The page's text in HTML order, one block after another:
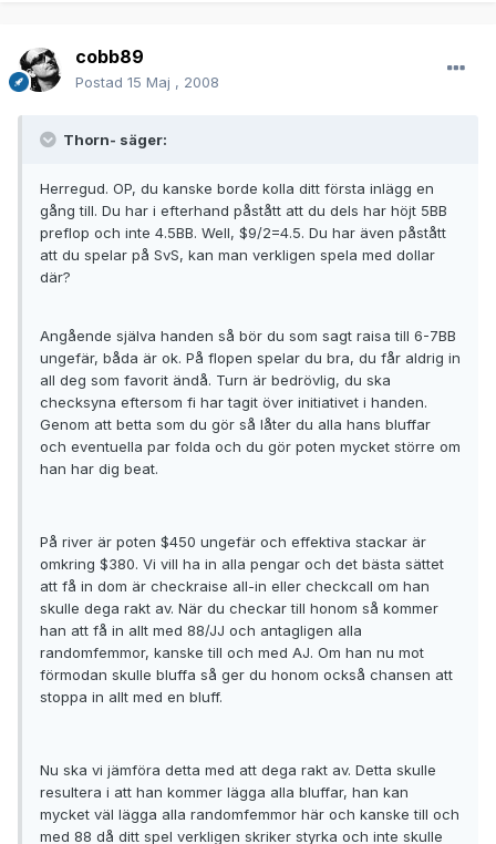
cobb89
Postad 15 Maj , 2008
Thorn- säger:
Herregud. OP, du kanske borde kolla ditt första inlägg en
gång till. Du har i efterhand påstått att du dels har höjt 5BB
preflop och inte 4.5BB. Well, $9/2=4.5. Du har även påstått
att du spelar på SvS, kan man verkligen spela med dollar
där?
Angående själva handen så bör du som sagt raisa till 6-7BB
ungefär, båda är ok. På flopen spelar du bra, du får aldrig in
all deg som favorit ändå. Turn är bedrövlig, du ska
checksyna eftersom fi har tagit över initiativet i handen.
Genom att betta som du gör så låter du alla hans bluffar
och eventuella par folda och du gör poten mycket större om
han har dig beat.
På river är poten $450 ungefär och effektiva stackar är
omkring $380. Vi vill ha in alla pengar och det bästa sättet
att få in dom är checkraise all-in eller checkcall om han
skulle dega rakt av. När du checkar till honom så kommer
han att få in allt med 88/JJ och antagligen alla
randomfemmor, kanske till och med AJ. Om han nu mot
förmodan skulle bluffa så ger du honom också chansen att
stoppa in allt med en bluff.
Nu ska vi jämföra detta med att dega rakt av. Detta skulle
resultera i att han kommer lägga alla bluffar, han kan
mycket väl lägga alla randomfemmor här och kanske till och
med 88 då ditt spel verkligen skriker styrka och inte skulle